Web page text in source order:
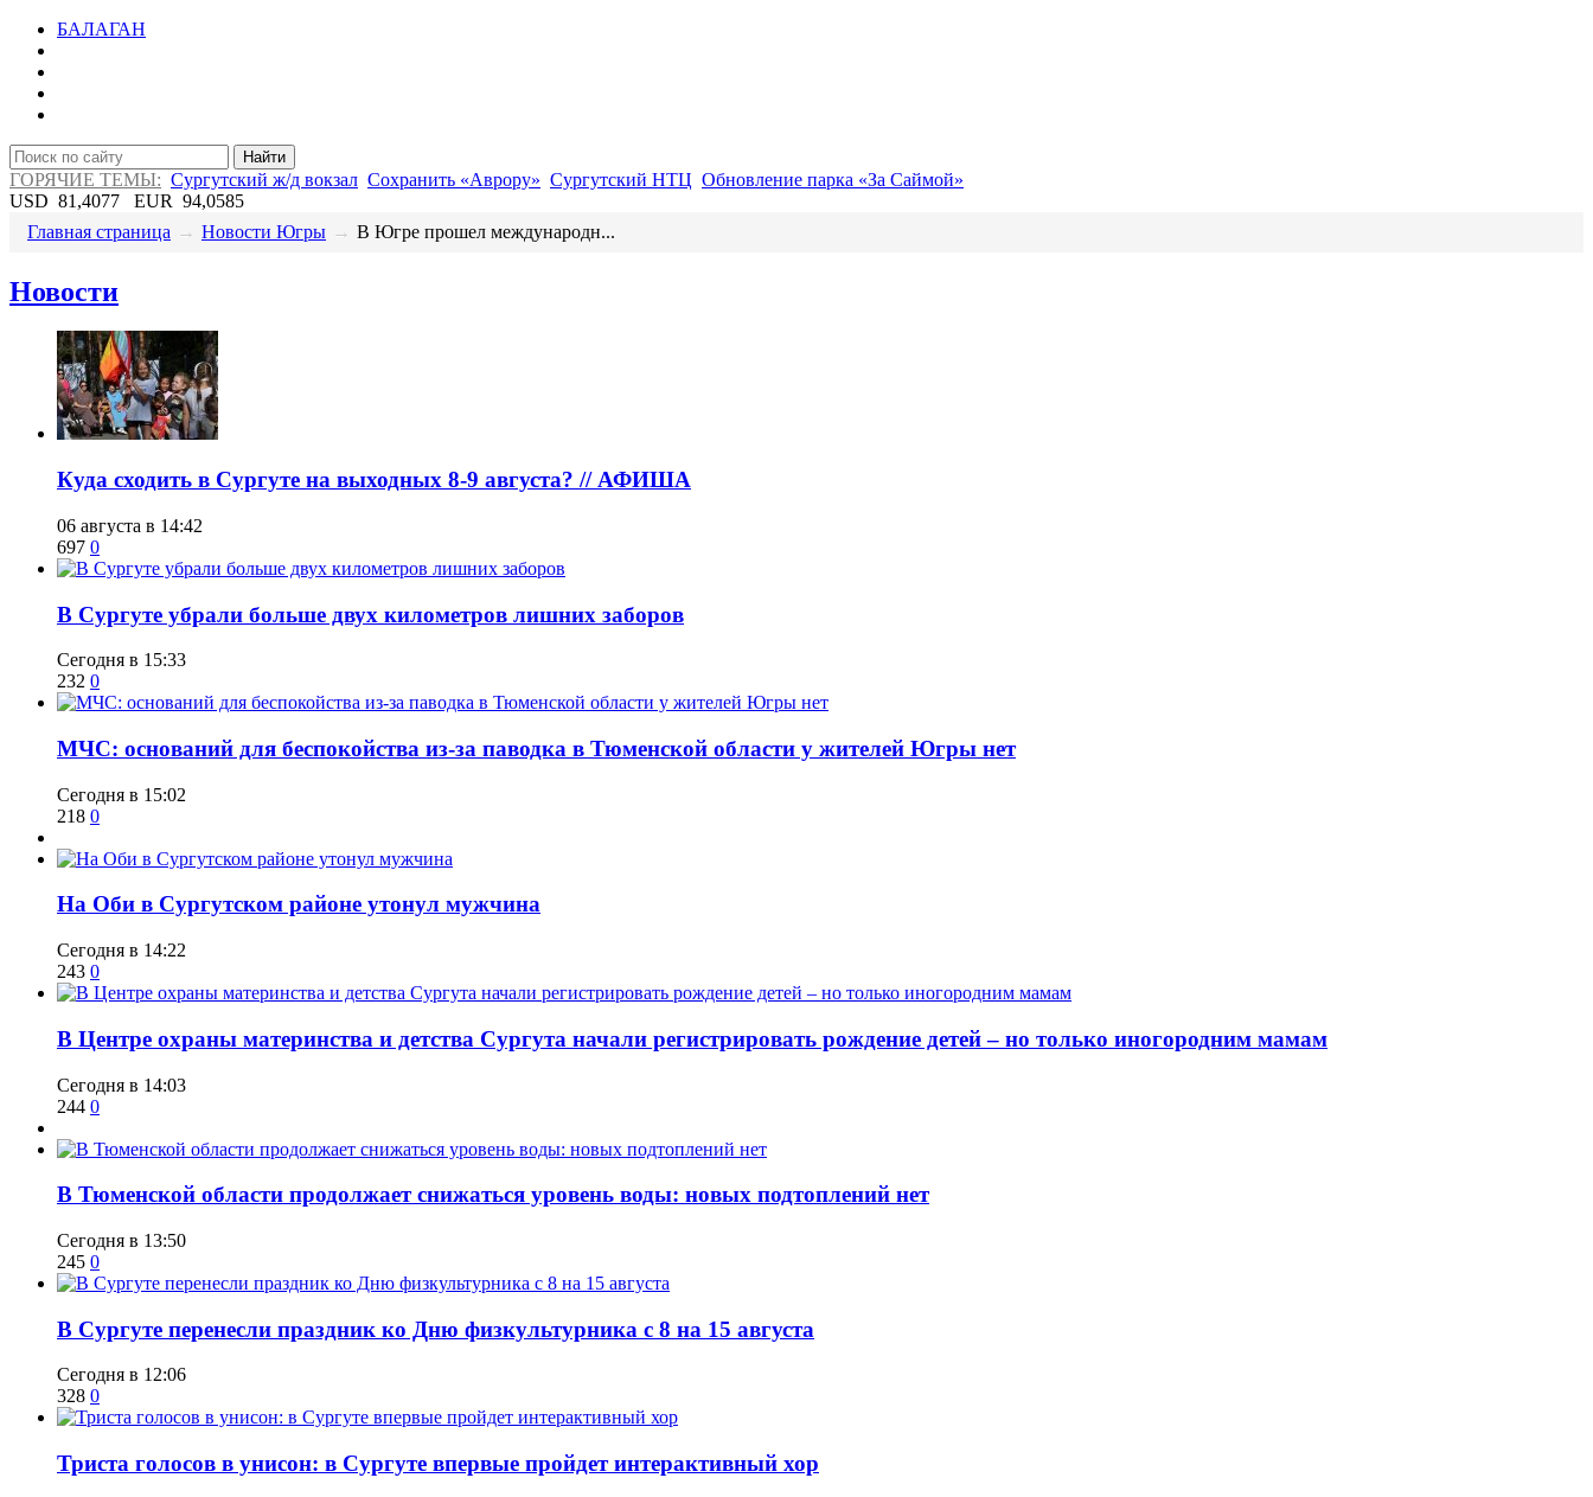
БАЛАГАН
Найти
ГОРЯЧИЕ ТЕМЫ: Сургутский ж/д вокзал Сохранить «Аврору» Сургутский НТЦ Обновление парка «За Саймой»
USD 81,4077 EUR 94,0585
Главная страница → Новости Югры → ​В Югре прошел международн...
Новости
​Куда сходить в Сургуте на выходных 8-9 августа? // АФИША
06 августа в 14:42
697 0
​В Сургуте убрали больше двух километров лишних заборов
Сегодня в 15:33
232 0
​МЧС: оснований для беспокойства из-за паводка в Тюменской области у жителей Югры нет
Сегодня в 15:02
218 0
​На Оби в Сургутском районе утонул мужчина
Сегодня в 14:22
243 0
​В Центре охраны материнства и детства Сургута начали регистрировать рождение детей – но только иногородним мамам
Сегодня в 14:03
244 0
​В Тюменской области продолжает снижаться уровень воды: новых подтоплений нет
Сегодня в 13:50
245 0
​В Сургуте перенесли праздник ко Дню физкультурника с 8 на 15 августа
Сегодня в 12:06
328 0
​Триста голосов в унисон: в Сургуте впервые пройдет интерактивный хор